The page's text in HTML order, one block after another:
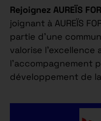
Rejoignez AUREÏS
joignant à AUREÏS
partie d’une
valorise l’excellence
l’accompagnement
développement de